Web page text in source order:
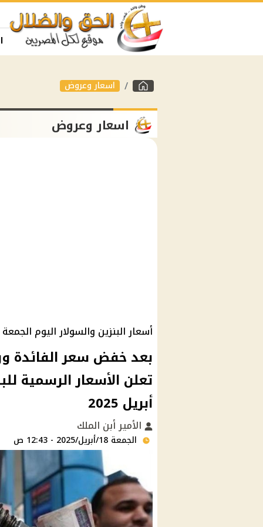
اسعار وعروض
اسعار وعروض
أسعار البنزين والسولار اليوم الجمعة 18 أبريل 2025
بعد خفض سعر الفائدة
أبريل 2025
الأمير أبن الملك
الجمعة 18/أبريل/2025 - 12:43 ص